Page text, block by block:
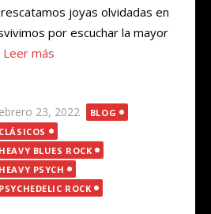
joyas olvidadas en
por escuchar la mayor
Leer más
el
23, 2022
BLOG
CLÁSICOS
HEAVY BLUES ROCK
HEAVY PSYCH
PSYCHEDELIC ROCK